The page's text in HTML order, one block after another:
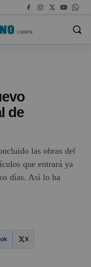
de
las obras del
que entrará ya
días. Así lo ha
X